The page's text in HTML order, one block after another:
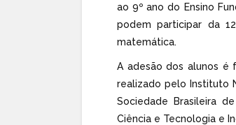
ao 9º ano do Ensino
podem participar da
matemática.
A adesão dos alunos é
realizado pelo Instituto
Sociedade Brasileira
Ciência e Tecnologia e